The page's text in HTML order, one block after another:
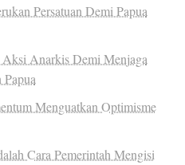
Persatuan Demi Papua
Anarkis Demi Menjaga
Papua
Menguatkan Optimisme
Cara Pemerintah Mengisi